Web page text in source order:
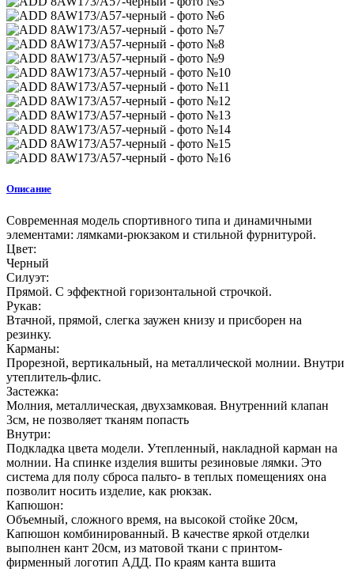
Описание
Современная модель спортивного типа и динамичными
элементами: лямками-рюкзаком и стильной фурнитурой.
Цвет:
Черный
Силуэт:
Прямой. С эффектной горизонтальной строчкой.
Рукав:
Втачной, прямой, слегка заужен книзу и присборен на
резинку.
Карманы:
Прорезной, вертикальный, на металлической молнии. Внутри
утеплитель-флис.
Застежка:
Молния, металлическая, двухзамковая. Внутренний клапан
3см, не позволяет тканям попасть
Внутри:
Подкладка цвета модели. Утепленный, накладной карман на
молнии. На спинке изделия вшиты резиновые лямки. Это
система для полу сброса пальто- в теплых помещениях она
позволит носить изделие, как рюкзак.
Капюшон:
Объемный, сложного время, на высокой стойке 20см,
Капюшон комбинированный. В качестве яркой отделки
выполнен кант 20см, из матовой ткани с принтом-
фирменный логотип АДД. По краям канта вшита